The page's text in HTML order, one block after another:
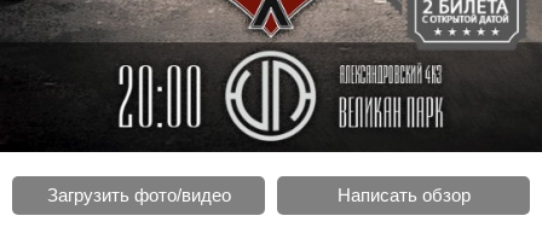
Загрузить фото/видео Написать обзор